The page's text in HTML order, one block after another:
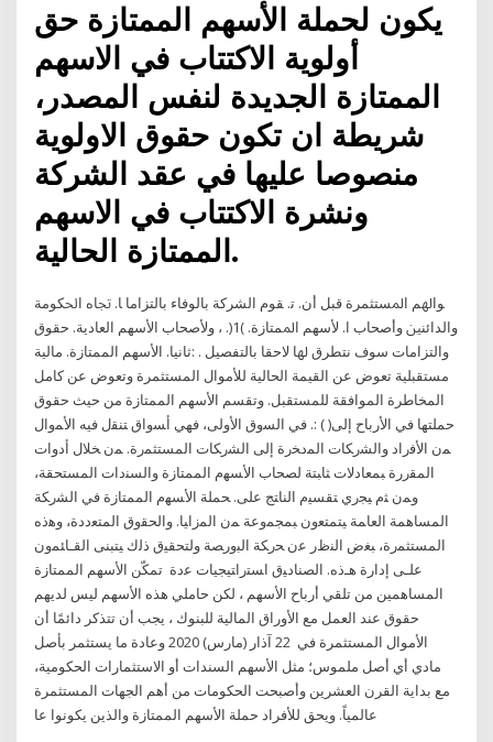
يكون لحملة الأسهم الممتازة حق
أولوية الاكتتاب في الاسهم
الممتازة الجديدة لنفس المصدر،
شريطة ان تكون حقوق الاولوية
منصوصا عليها في عقد الشركة
ونشرة الاكتتاب في الاسهم
الممتازة الحالية.
ﻮاﳍﻢ اﳌﺴﺘﺜﻤﺮة ﻗﺒﻞ أن. ﺗ. ﻘﻮم اﻟﺸﺮﻛﺔ ﺑﺎﻟﻮﻓﺎء ﺑﺎﻟﺘﺰاﻣﺎ ﺎ. ﲡﺎﻩ اﳊﻜﻮﻣﺔ
واﻟﺪاﺋﻨﲔ وأﺻﺤﺎب ا. ﻷﺳﻬﻢ اﳌﻤﺘﺎزة. )1(. ، وﻷﺻﺤﺎب اﻷﺳﻬﻢ اﻟﻌﺎدﻳﺔ. ﺣﻘﻮق
واﻟﺘﺰاﻣﺎت ﺳﻮف ﻧﺘﻄﺮق ﳍﺎ ﻻﺣﻘﺎ ﺑﺎﻟﺘﻔﺼﻴﻞ . :ﺛﺎﻧﻴﺎ. اﻷﺳﻬﻢ اﻟﻤﻤﺘﺎزة. مالية
مستقبلية تعوض عن القيمة الحالية للأموال المستثمرة وتعوض عن كامل
المخاطرة الموافقة للمستقبل. وتقسم الأسهم الممتازة من حيث حقوق
حملتها في الأرباح إلى( ) :. ﻓﻲ ﺍﻟﺴﻭﻕ ﺍﻷﻭﻟﻰ، ﻓﻬﻲ ﺃﺴﻭﺍﻕ ﺘﻨﻘل ﻓﻴﻪ ﺍﻷﻤﻭﺍل
ﻤﻥ ﺍﻷﻓﺭﺍﺩ ﻭﺍﻟﺸﺭﻜﺎﺕ ﺍﻟﻤﺩﺨﺭﺓ ﺇﻟﻰ ﺍﻟﺸﺭﻜﺎﺕ ﺍﻟﻤﺴﺘﺜﻤﺭﺓ. ﻤﻥ ﺨﻼل ﺃﺩﻭﺍﺕ
ﺍﻟﻤﻘﺭﺭﺓ ﺒﻤﻌﺎﺩﻻﺕ ﺜﺎﺒﺘﺔ ﻟﺼﺤﺎﺏ ﺍﻷﺴﻬﻡ ﺍﻟﻤﻤﺘﺎﺯﺓ ﻭﺍﻟﺴﻨﺩﺍﺕ ﺍﻟﻤﺴﺘﺤﻘﺔ،
ﻭﻤﻥ ﺜﻡ ﻴﺠﺭﻱ ﺘﻘﺴﻴﻡ ﺍﻟﻨﺎﺘﺞ ﻋﻠﻰ. ﺤﻤﻠﺔ ﺍﻷﺴﻬﻡ ﺍﻟﻤﻤﺘﺎﺯﺓ ﻓﻲ ﺍﻟﺸﺭﻜﺔ
ﺍﻟﻤﺴﺎﻫﻤﺔ ﺍﻟﻌﺎﻤﺔ ﻴﺘﻤﺘﻌﻭﻥ ﺒﻤﺠﻤﻭﻋﺔ ﻤﻥ ﺍﻟﻤﺯﺍﻴﺎ. ﻭﺍﻟﺤﻘﻭﻕ ﺍﻟﻤﺘﻌﺩﺩﺓ، ﻭﻫﺫﻩ
ﺍﻟﻤﺴﺘﺜﻤﺭﺓ، ﺒﻐﺽ ﺍﻟﻨﻅﺭ ﻋﻥ ﺤﺭﻜﺔ ﺍﻟﺒﻭﺭﺼﺔ ﻭﻟﺘﺤﻘﻴﻕ ﺫﻟﻙ ﻴﺘﺒﻨﻰ ﺍﻟﻘـﺎﺌﻤﻭﻥ
ﻋﻠـﻰ ﺇﺩﺍﺭﺓ ﻫـﺫﻩ. ﺍﻟﺼﻨﺎﺩﻴﻕ ﺍﺴﺘﺭﺍﺘﻴﺠﻴﺎﺕ ﻋﺩﺓ تمكّن الأسهم الممتازة
المساهمين من تلقي أرباح الأسهم ، لكن حاملي هذه الأسهم ليس لديهم
حقوق عند العمل مع الأوراق المالية للبنوك ، يجب أن تتذكر دائمًا أن
الأموال المستثمرة في 22 آذار (مارس) 2020 وعادة ما يستثمر بأصل
مادي أي أصل ملموس؛ مثل الأسهم السندات أو الاستثمارات الحكومية،
مع بداية القرن العشرين وأصبحت الحكومات من أهم الجهات المستثمرة
عالمياً. ويحق للأفراد حملة الأسهم الممتازة والذين يكونوا عا